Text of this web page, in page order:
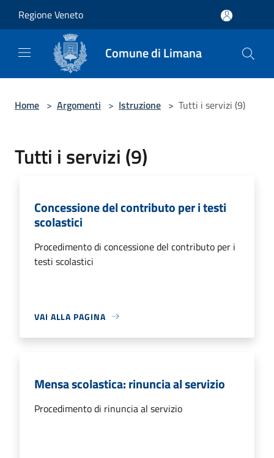
Regione Veneto
Comune di Limana
Home > Argomenti > Istruzione > Tutti i servizi (9)
Tutti i servizi (9)
Concessione del contributo per i testi
scolastici
Procedimento di concessione del contributo per i
testi scolastici
VAI ALLA PAGINA
Mensa scolastica: rinuncia al servizio
Procedimento di rinuncia al servizio